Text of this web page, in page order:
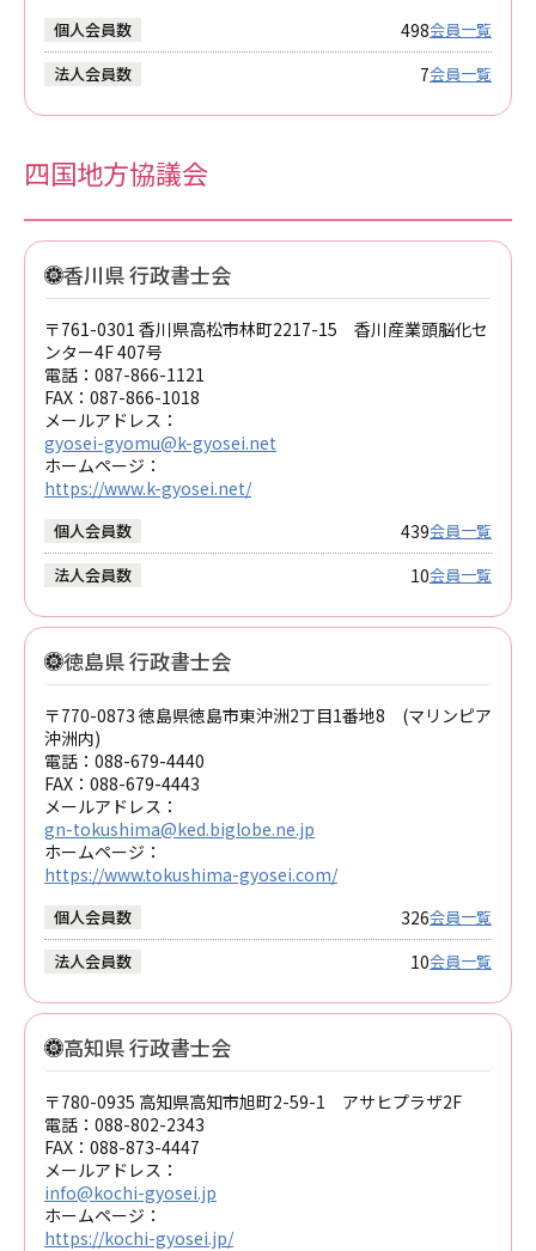
個人会員数 498会員一覧
法人会員数
7会員一覧
四国地方協議会
香川県 行政書士会
〒761-0301 香川県高松市林町2217-15 香川産業頭脳化セ
ンター4F 407号
電話： 087-866-1121
FAX： 087-866-1018
メールアドレス：
gyosei-gyomu@k-gyosei.net
ホームページ：
https://www.k-gyosei.net/
個人会員数 439会員一覧
法人会員数
10会員一覧
徳島県 行政書士会
〒770-0873 徳島県徳島市東沖洲2丁目1番地8 (マリンピア
沖洲内)
電話： 088-679-4440
FAX： 088-679-4443
メールアドレス：
gn-tokushima@ked.biglobe.ne.jp
ホームページ：
https://www.tokushima-gyosei.com/
個人会員数 326会員一覧
法人会員数
10会員一覧
高知県 行政書士会
〒780-0935 高知県高知市旭町2-59-1 アサヒプラザ2F
電話： 088-802-2343
FAX： 088-873-4447
メールアドレス：
info@kochi-gyosei.jp
ホームページ：
https://kochi-gyosei.jp/